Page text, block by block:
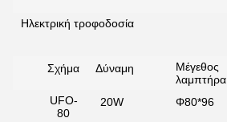
Ηλεκτρική τροφοδοσία
Σχήμα Δύναμη
Μέγεθος
λαμπτήρα
UFO-
80
20W Φ80*96